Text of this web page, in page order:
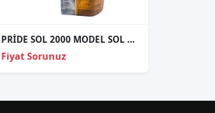
PRİDE SOL 2000 MODEL SOL STOP
Fiyat Sorunuz